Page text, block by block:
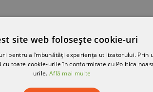
site web folosește cookie-uri
pentru a îmbunătăți experiența utilizatorului. Prin
cu toate cookie-urile în conformitate cu Politica
urile. Află mai multe